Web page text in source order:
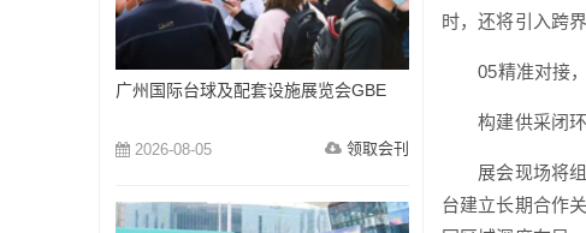
时，还将引入跨
05精准对接
构建供采闭环
展会现场将组
台建立长期合作
广州国际台球及配套设施展览会GBE
2026-08-05 领取会刊